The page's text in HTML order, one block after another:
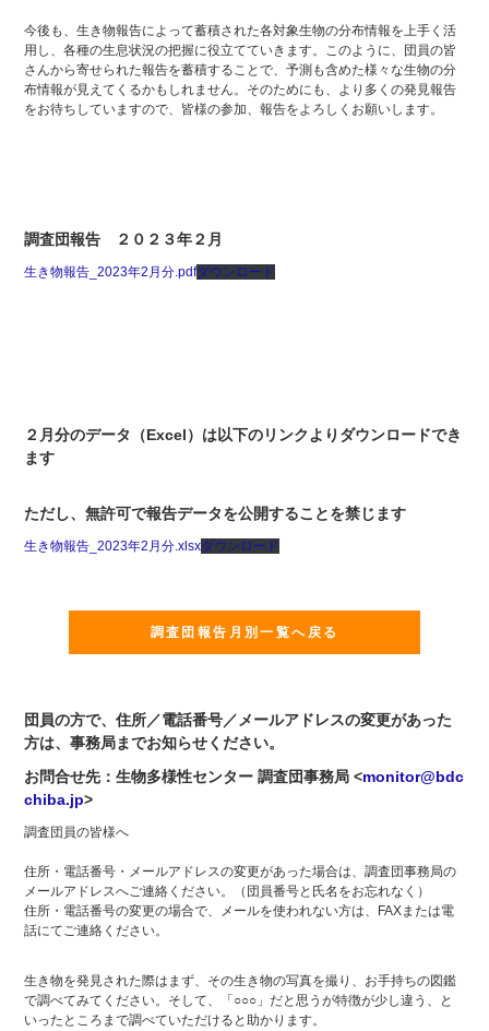
今後も、生き物報告によって蓄積された各対象生物の分布情報を上手く活
用し、各種の生息状況の把握に役立てていきます。このように、団員の皆
さんから寄せられた報告を蓄積することで、予測も含めた様々な生物の分
布情報が見えてくるかもしれません。そのためにも、より多くの発見報告
をお待ちしていますので、皆様の参加、報告をよろしくお願いします。
調査団報告 ２０２３年２月
生き物報告_2023年2月分.pdfダウンロード
２月分のデータ（Excel）は以下のリンクよりダウンロードでき
ます
ただし、無許可で報告データを公開することを禁じます
生き物報告_2023年2月分.xlsxダウンロード
調査団報告月別一覧へ戻る
団員の方で、住所／電話番号／メールアドレスの変更があった
方は、事務局までお知らせください。
お問合せ先：生物多様性センター 調査団事務局 <monitor@bdc
chiba.jp>
調査団員の皆様へ
住所・電話番号・メールアドレスの変更があった場合は、調査団事務局の
メールアドレスへご連絡ください。（団員番号と氏名をお忘れなく）
住所・電話番号の変更の場合で、メールを使われない方は、FAXまたは電
話にてご連絡ください。
生き物を発見された際はまず、その生き物の写真を撮り、お手持ちの図鑑
で調べてみてください。そして、「○○○」だと思うが特徴が少し違う、と
いったところまで調べていただけると助かります。